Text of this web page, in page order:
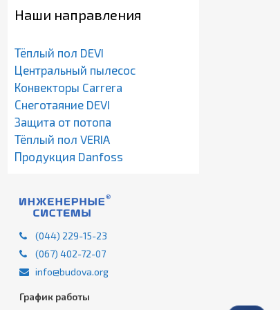
Наши направления
Тёплый пол DEVI
Центральный пылесос
Конвекторы Carrera
Снеготаяние DEVI
Защита от потопа
Тёплый пол VERIA
Продукция Danfoss
(044) 229-15-23
(067) 402-72-07
info@budova.org
График работы